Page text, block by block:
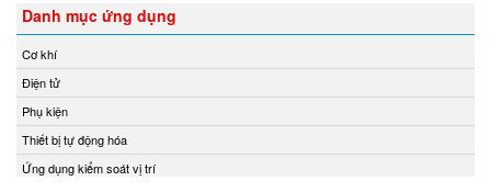
CS-Instruments
Daito Kogyo
Danfoss
DEESYS Việt Nam
DELTA + ELEKTROGAS
Delta Ohm
Bộ chuyển đổi nhiệt độ
Bộ chuyển đổi tín hiệu
Bộ chuyển mạch
Bộ chuyển mạch ống
Bộ điều chỉnh áp suất và điều tốc
Bộ điều khiển
Bộ điều khiển áp suất
Danh mục ứng dụng
Cơ khí
Điện tử
Phụ kiện
Thiết bị tự động hóa
Ứng dụng kiểm soát vị trí